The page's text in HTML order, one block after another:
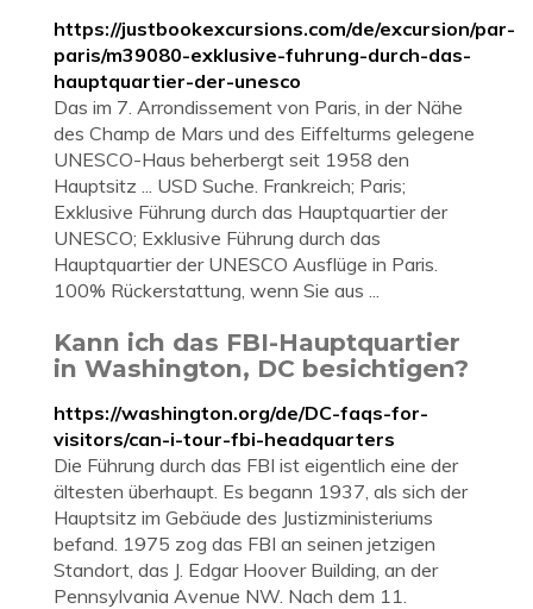
https://justbookexcursions.com/de/excursion/par-
paris/m39080-exklusive-fuhrung-durch-das-
hauptquartier-der-unesco
Das im 7. Arrondissement von Paris, in der Nähe
des Champ de Mars und des Eiffelturms gelegene
UNESCO-Haus beherbergt seit 1958 den
Hauptsitz ... USD Suche. Frankreich; Paris;
Exklusive Führung durch das Hauptquartier der
UNESCO; Exklusive Führung durch das
Hauptquartier der UNESCO Ausflüge in Paris.
100% Rückerstattung, wenn Sie aus ...
Kann ich das FBI-Hauptquartier
in Washington, DC besichtigen?
https://washington.org/de/DC-faqs-for-
visitors/can-i-tour-fbi-headquarters
Die Führung durch das FBI ist eigentlich eine der
ältesten überhaupt. Es begann 1937, als sich der
Hauptsitz im Gebäude des Justizministeriums
befand. 1975 zog das FBI an seinen jetzigen
Standort, das J. Edgar Hoover Building, an der
Pennsylvania Avenue NW. Nach dem 11.